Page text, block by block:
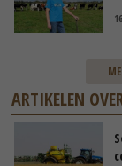
ARTIKELEN